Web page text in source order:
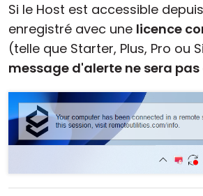
Si le Host est accessible
enregistré avec une licence
(telle que Starter, Plus, Pro ou
message d'alerte ne sera